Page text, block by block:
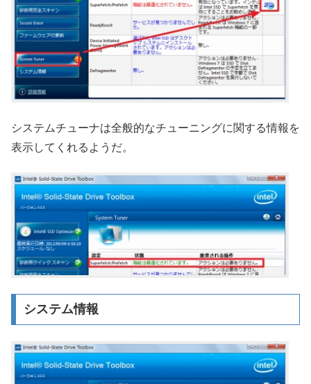
システムチューナは全般的なチューニングに関する情報を
表示してくれるようだ。
システム情報